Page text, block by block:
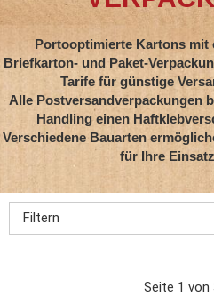
Portooptimierte Kartons mit
Briefkarton- und Paket-
Tarife für günstige
Alle Postversandverpackungen
Handling einen
Verschiedene Bauarten
für Ihre
Filtern
Seite 1 von